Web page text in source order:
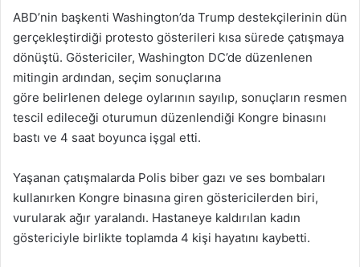
ABD’nin başkenti Washington’da Trump destekçilerinin dün
gerçekleştirdiği protesto gösterileri kısa sürede çatışmaya
dönüştü. Göstericiler, Washington DC’de düzenlenen
mitingin ardından, seçim sonuçlarına
göre belirlenen delege oylarının sayılıp, sonuçların resmen
tescil edileceği oturumun düzenlendiği Kongre binasını
bastı ve 4 saat boyunca işgal etti.
Yaşanan çatışmalarda Polis biber gazı ve ses bombaları
kullanırken Kongre binasına giren göstericilerden biri,
vurularak ağır yaralandı. Hastaneye kaldırılan kadın
göstericiyle birlikte toplamda 4 kişi hayatını kaybetti.